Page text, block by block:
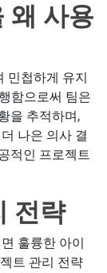
왜 사용
민첩하게 유지
함으로써 팀은
을 추적하며,
나은 의사 결
적인 프로젝트
전략
훌륭한 아이
트 관리 전략